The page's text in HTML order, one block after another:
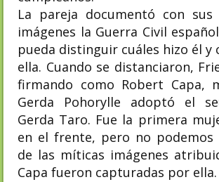
La pareja documentó con sus
imágenes la Guerra Civil
pueda distinguir cuáles hizo él y
ella. Cuando se distanciaron,
firmando como Robert Capa,
Gerda Pohorylle adoptó el
Gerda Taro. Fue la primera
en el frente, pero no podemos
de las míticas imágenes
Capa fueron capturadas por ella.